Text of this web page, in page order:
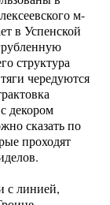
м-
в Успенской
структура
чередуются
декором
сказать по
проходят
с линией,